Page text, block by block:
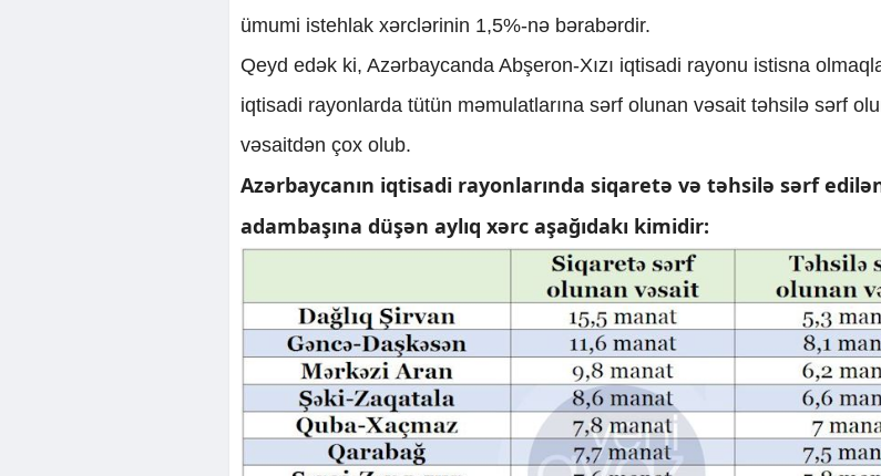
ümumi istehlak xərclərinin 1,5%-nə bərabərdir.
Qeyd edək ki, Azərbaycanda Abşeron-Xızı iqtisadi rayonu istisna
iqtisadi rayonlarda tütün məmulatlarına sərf olunan vəsait təhsilə sərf
vəsaitdən çox olub.
Azərbaycanın iqtisadi rayonlarında siqaretə və təhsilə sərf
adambaşına düşən aylıq xərc aşağıdakı kimidir: